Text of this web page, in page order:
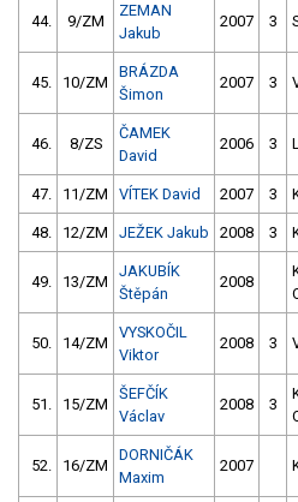
44. 9/ZM
ZEMAN
Jakub
2007 3
45. 10/ZM
BRÁZDA
Šimon
2007 3
46. 8/ZS
ČAMEK
David
2006 3
47. 11/ZM VÍTEK David 2007 3
48. 12/ZM JEŽEK Jakub 2008 3
49. 13/ZM
JAKUBÍK
Štěpán
2008
50. 14/ZM
VYSKOČIL
Viktor
2008 3
51. 15/ZM
ŠEFČÍK
Václav
2008 3
52. 16/ZM
DORNIČÁK
Maxim
2007